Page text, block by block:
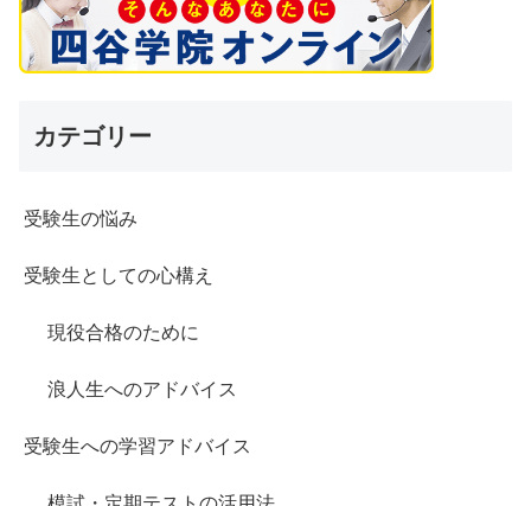
カテゴリー
受験生の悩み
受験生としての心構え
現役合格のために
浪人生へのアドバイス
受験生への学習アドバイス